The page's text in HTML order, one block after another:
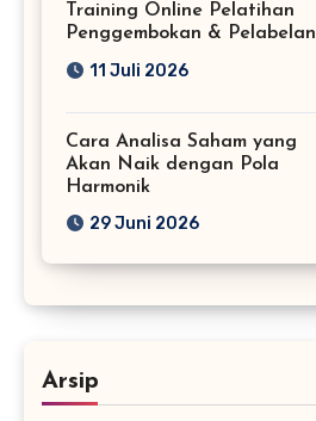
Training Online Pelatihan
Penggembokan & Pelabelan
11 Juli 2026
Cara Analisa Saham yang
Akan Naik dengan Pola
Harmonik
29 Juni 2026
Arsip